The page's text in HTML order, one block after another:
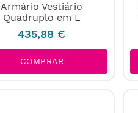
Armário Vestiário
Quadruplo em L
435,88 €
COMPRAR